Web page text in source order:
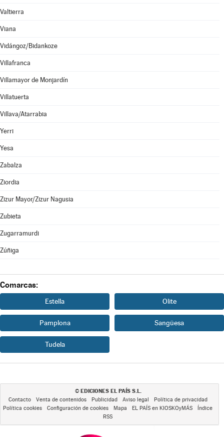
Valtierra
Viana
Vidángoz/Bidankoze
Villafranca
Villamayor de Monjardín
Villatuerta
Villava/Atarrabia
Yerri
Yesa
Zabalza
Ziordia
Zizur Mayor/Zizur Nagusia
Zubieta
Zugarramurdi
Zúñiga
Comarcas:
Estella Olite
Pamplona Sangüesa
Tudela
© EDICIONES EL PAÍS S.L.
Contacto Venta de contenidos Publicidad Aviso legal
Política de privacidad
Política cookies
Configuración de cookies Mapa EL PAÍS en KIOSKOyMÁS
Índice
RSS